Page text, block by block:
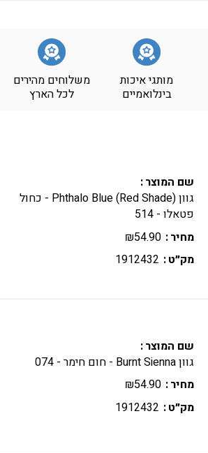
מותגי איכות
בינלואמיים
משלוחים מהירים
לכל הארץ
שם המוצר
גוון (Phthalo Blue (Red Shade - כחול
פטאלו - 514
מחיר
₪54.90
מק״ט
1912432
שם המוצר
גוון Burnt Sienna - חום חימר - 074
מחיר
₪54.90
מק״ט
1912432